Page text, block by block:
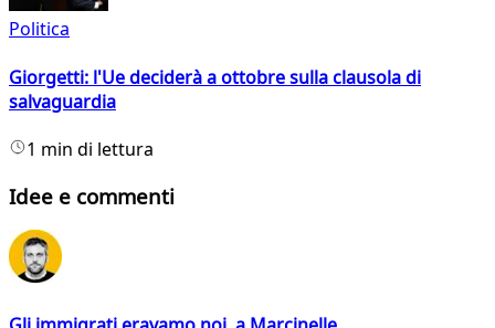
Politica
Giorgetti: l'Ue deciderà a ottobre sulla clausola di
salvaguardia
1 min di lettura
Idee e commenti